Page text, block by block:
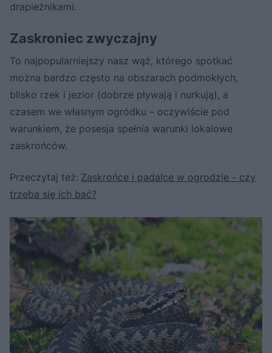
drapieżnikami.
Zaskroniec zwyczajny
To najpopularniejszy nasz wąż, którego spotkać
można bardzo często na obszarach podmokłych,
blisko rzek i jezior (dobrze pływają i nurkują), a
czasem we własnym ogródku – oczywiście pod
warunkiem, że posesja spełnia warunki lokalowe
zaskrońców.
Przeczytaj też: Zaskrońce i padalce w ogrodzie - czy
trzeba się ich bać?